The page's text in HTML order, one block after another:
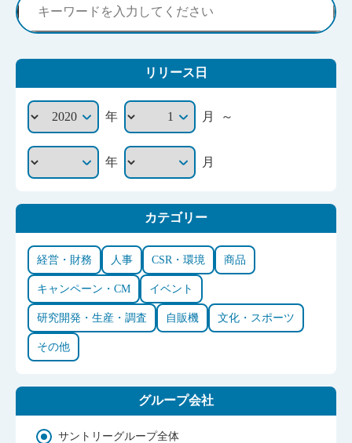
リリース日
年 月 ～
年 月
カテゴリー
経営・財務 人事 CSR・環境 商品
キャンペーン・CM イベント
研究開発・生産・調査 自販機 文化・スポーツ
その他
グループ会社
サントリーグループ全体